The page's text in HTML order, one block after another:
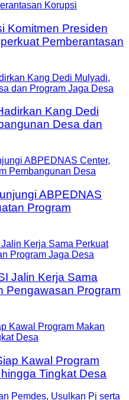
Komitmen Presiden
Pemberantasan
Kang Dedi
Desa dan
ABPEDNAS
Program
Jalin Kerja Sama
Pengawasan Program
Kawal Program
Tingkat Desa